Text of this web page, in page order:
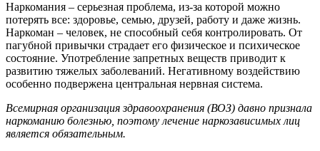
Наркомания – серьезная проблема, из-за которой можно
потерять все: здоровье, семью, друзей, работу и даже жизнь.
Наркоман – человек, не способный себя контролировать. От
пагубной привычки страдает его физическое и психическое
состояние. Употребление запретных веществ приводит к
развитию тяжелых заболеваний. Негативному воздействию
особенно подвержена центральная нервная система.
Всемирная организация здравоохранения (ВОЗ) давно признала
наркоманию болезнью, поэтомулечение наркозависимыхлиц
является обязательным.